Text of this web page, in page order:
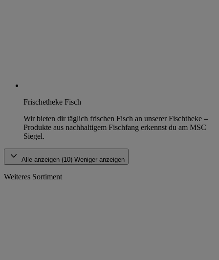
Frischetheke Fisch
Wir bieten dir täglich frischen Fisch an unserer Fischtheke –
Produkte aus nachhaltigem Fischfang erkennst du am MSC
Siegel.
Alle anzeigen (10) Weniger anzeigen
Weiteres Sortiment